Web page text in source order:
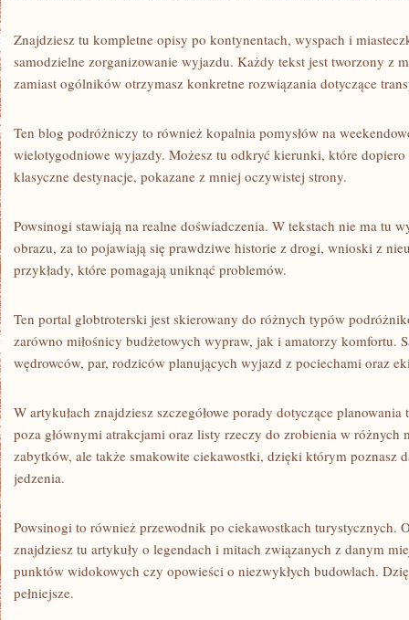
Znajdziesz tu kompletne opisy po kontynentach, wyspach i
samodzielne zorganizowanie wyjazdu. Każdy tekst jest tworzony z
zamiast ogólników otrzymasz konkretne rozwiązania dotyczące
Ten blog podróżniczy to również kopalnia pomysłów na
wielotygodniowe wyjazdy. Możesz tu odkryć kierunki, które
klasyczne destynacje, pokazane z mniej oczywistej strony.
Powsinogi stawiają na realne doświadczenia. W tekstach nie ma tu
obrazu, za to pojawiają się prawdziwe historie z drogi, wnioski z
przykłady, które pomagają uniknąć problemów.
Ten portal globtroterski jest skierowany do różnych typów
zarówno miłośnicy budżetowych wypraw, jak i amatorzy komfortu.
wędrowców, par, rodziców planujących wyjazd z pociechami oraz
W artykułach znajdziesz szczegółowe porady dotyczące
poza głównymi atrakcjami oraz listy rzeczy do zrobienia w różnych
zabytków, ale także smakowite ciekawostki, dzięki którym poznasz
jedzenia.
Powsinogi to również przewodnik po ciekawostkach turystycznych.
znajdziesz tu artykuły o legendach i mitach związanych z danym
punktów widokowych czy opowieści o niezwykłych budowlach.
pełniejsze.